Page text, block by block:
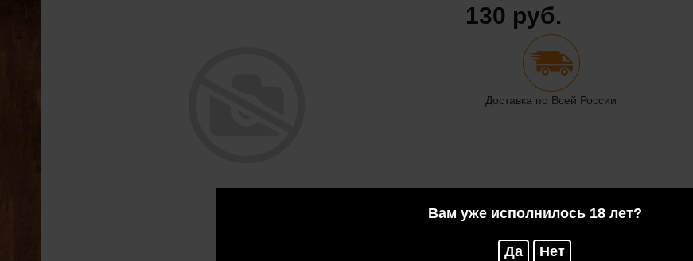
Вам уже исполнилось 18 лет?
Да Нет
130 руб.
Доставка по Всей России